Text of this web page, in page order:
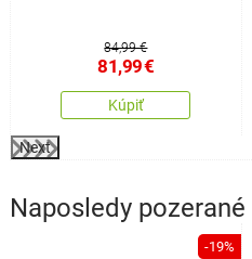
84,99 €
81,99€
Kúpiť
Next
Naposledy pozerané
-19%